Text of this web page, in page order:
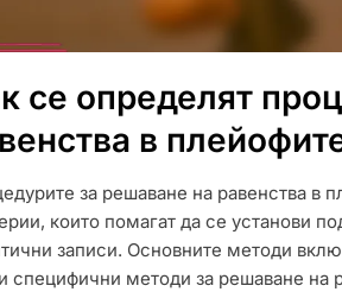
се определят
в
за решаване на равенства в
които помагат да се установи
записи. Основните методи
специфични методи за решаване на